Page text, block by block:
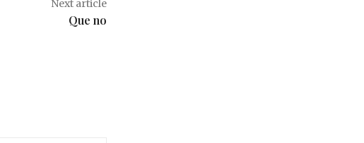
Next article
Que no